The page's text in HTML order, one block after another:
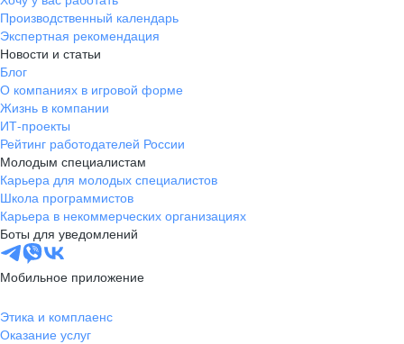
Производственный календарь
Экспертная рекомендация
Новости и статьи
Блог
О компаниях в игровой форме
Жизнь в компании
ИТ-проекты
Рейтинг работодателей России
Молодым специалистам
Карьера для молодых специалистов
Школа программистов
Карьера в некоммерческих организациях
Боты для уведомлений
Мобильное приложение
Этика и комплаенс
Оказание услуг